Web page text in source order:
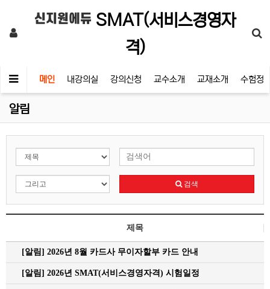
신지원에듀 SMAT(서비스경영자
격)
메인 내강의실 강의신청 교수소개 교재소개 수험정
알림
검색
제목
[알림] 2026년 8월 카드사 무이자할부 카드 안내
[알림] 2026년 SMAT(서비스경영자격) 시험일정